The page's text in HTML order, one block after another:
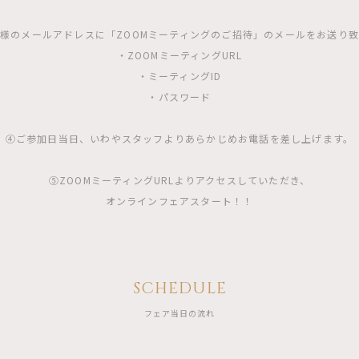
のメールアドレスに「ZOOMミーティングのご招待」のメールをお送り
・ZOOMミーティングURL
・ミーティングID
・パスワード
④ご参加日当日、いわやスタッフよりあらかじめお電話を差し上げます。
⑤ZOOMミーティングURLよりアクセスしていただき、
オンラインフェアスタート！！
SCHEDULE
フェア当日の流れ